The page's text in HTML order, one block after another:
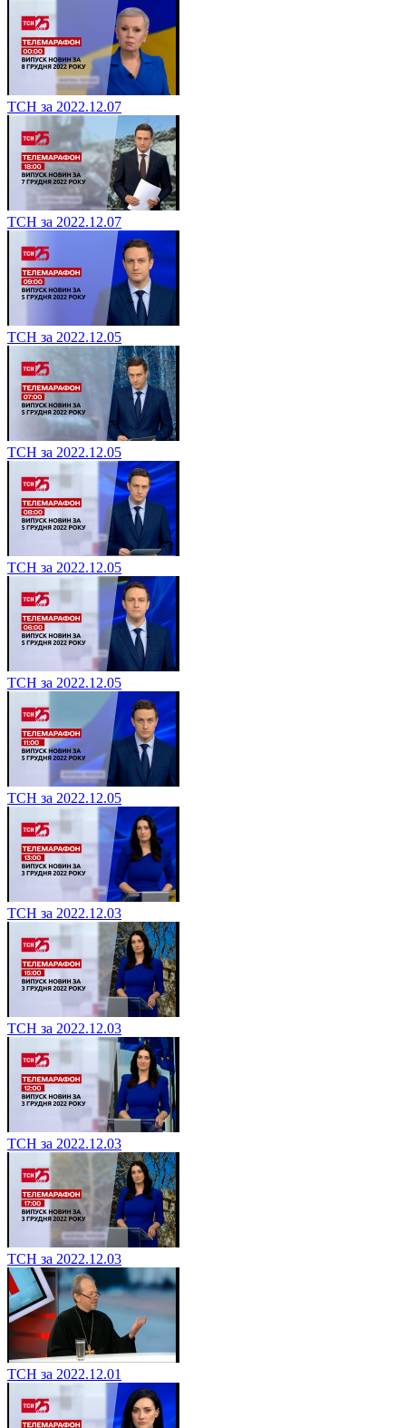
ТСН за 2022.12.07
ТСН за 2022.12.07
ТСН за 2022.12.05
ТСН за 2022.12.05
ТСН за 2022.12.05
ТСН за 2022.12.05
ТСН за 2022.12.05
ТСН за 2022.12.03
ТСН за 2022.12.03
ТСН за 2022.12.03
ТСН за 2022.12.03
ТСН за 2022.12.01